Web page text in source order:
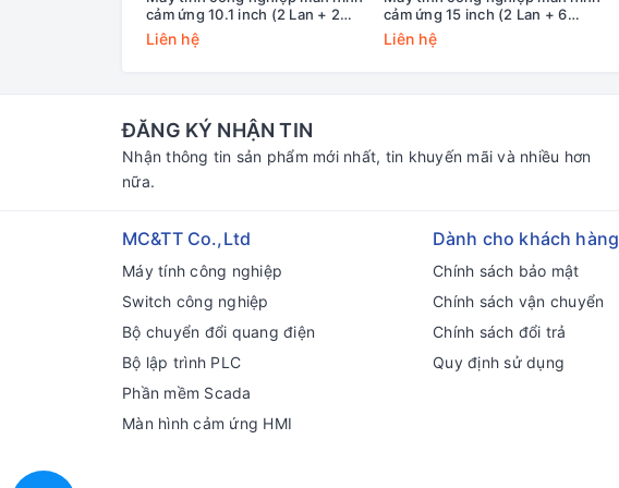
cảm ứng 10.1 inch (2 Lan + 2
COM) MCTT MPPC-2L2C-10W
Liên hệ
cảm ứng 15 inch (2 Lan + 6
COM) MPPC-2L6C-11TH-15S
Liên hệ
ĐĂNG KÝ NHẬN TIN
Nhận thông tin sản phẩm mới nhất, tin khuyến mãi và nhiều hơn
nữa.
MC&TT Co.,Ltd
Máy tính công nghiệp
Switch công nghiệp
Bộ chuyển đổi quang điện
Bộ lập trình PLC
Phần mềm Scada
Màn hình cảm ứng HMI
Dành cho khách hàng
Chính sách bảo mật
Chính sách vận chuyển
Chính sách đổi trả
Quy định sử dụng